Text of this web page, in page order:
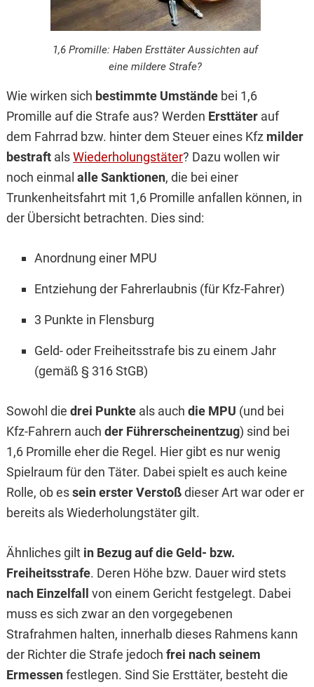
1,6 Promille: Haben Ersttäter Aussichten auf
eine mildere Strafe?
Wie wirken sich bestimmte Umständebei 1,6
Promille auf die Strafe aus? Werden Ersttäter auf
dem Fahrrad bzw. hinter dem Steuer eines Kfz milder
bestraft alsWiederholungstäter? Dazu wollen wir
noch einmal alle Sanktionen, die bei einer
Trunkenheitsfahrt mit 1,6 Promille anfallen können, in
der Übersicht betrachten. Dies sind:
Anordnung einer MPU
Entziehung der Fahrerlaubnis (für Kfz-Fahrer)
3 Punkte in Flensburg
Geld- oder Freiheitsstrafe bis zu einem Jahr
(gemäß § 316 StGB)
Sowohl die drei Punkteals auch die MPU (und bei
Kfz-Fahrern auch der Führerscheinentzug) sind bei
1,6 Promille eher die Regel. Hier gibt es nur wenig
Spielraum für den Täter. Dabei spielt es auch keine
Rolle, ob essein erster Verstoßdieser Art war oder er
bereits als Wiederholungstäter gilt.
Ähnliches gilt in Bezug auf die Geld- bzw.
Freiheitsstrafe. Deren Höhe bzw. Dauer wird stets
nach Einzelfall
von einem Gericht festgelegt. Dabei
muss es sich zwar an den vorgegebenen
Strafrahmen halten, innerhalb dieses Rahmens kann
der Richter die Strafe jedoch frei nach seinem
Ermessenfestlegen. Sind Sie Ersttäter, besteht die